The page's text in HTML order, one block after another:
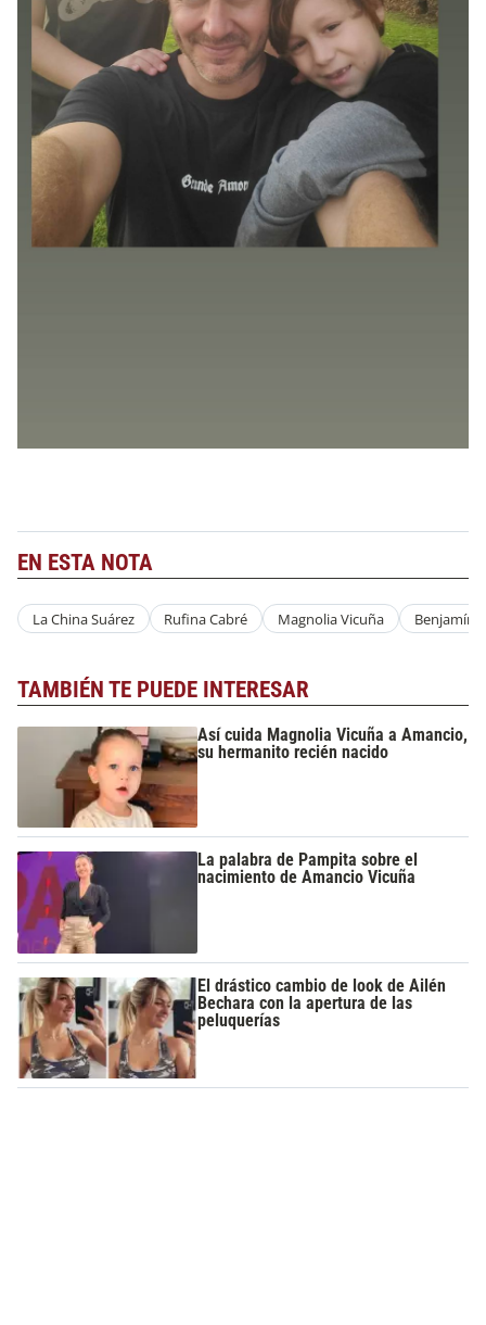
EN ESTA NOTA
La China Suárez Rufina Cabré Magnolia Vicuña Benjamín
TAMBIÉN TE PUEDE INTERESAR
Así cuida Magnolia Vicuña a Amancio,
su hermanito recién nacido
La palabra de Pampita sobre el
nacimiento de Amancio Vicuña
El drástico cambio de look de Ailén
Bechara con la apertura de las
peluquerías